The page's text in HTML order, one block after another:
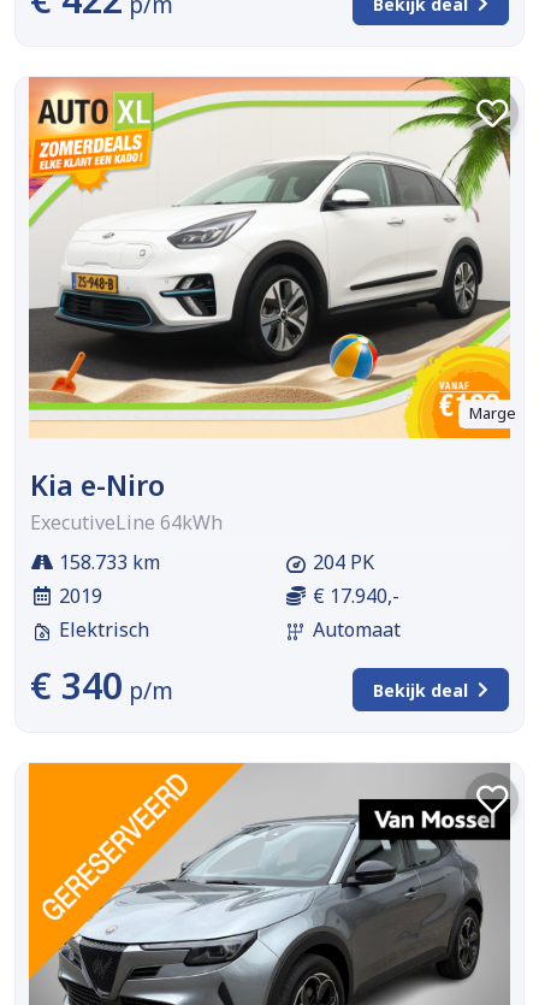
Marge
Kia e-Niro
ExecutiveLine 64kWh
158.733 km
2019
Elektrisch
204 PK
€ 17.940,-
Automaat
€ 340 p/m Bekijk deal